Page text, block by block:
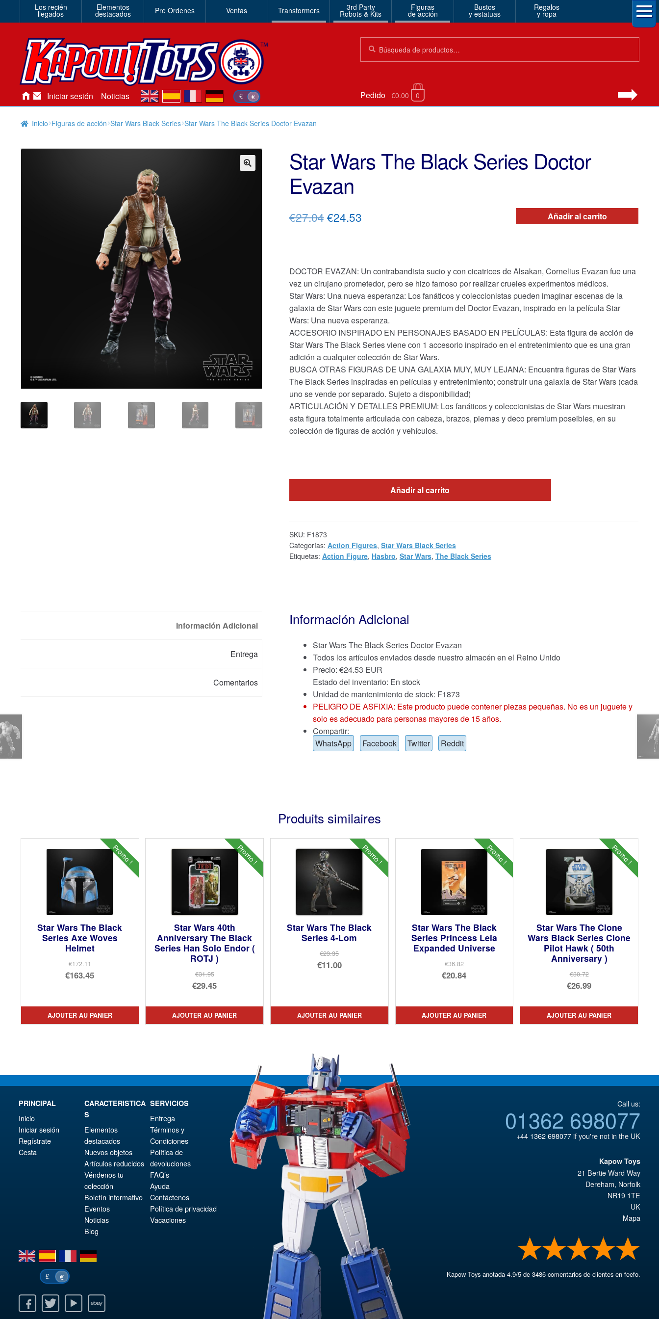
Los recién
llegados
Elementos
destacados Pre Ordenes Ventas Transformers 3rd Party
Robots & Kits
Figuras
de acción
Bustos
y estatuas
Regalos
y ropa
Iniciar sesión Noticias £ €
en es de Pedido €0.00 0
Inicio Figuras de acción Star Wars Black Series Star Wars The Black Series Doctor Evazan
Star Wars The Black Series Doctor
Evazan
Añadir al carrito
€27.04El
era:
€27.04.
€24.53El
es:
€24.53.
DOCTOR EVAZAN: Un contrabandista sucio y con cicatrices de Alsakan, Cornelius Evazan fue una
vez un cirujano prometedor, pero se hizo famoso por realizar crueles experimentos médicos.
Star Wars: Una nueva esperanza: Los fanáticos y coleccionistas pueden imaginar escenas de la
galaxia de Star Wars con este juguete premium del Doctor Evazan, inspirado en la película Star
Wars: Una nueva esperanza.
ACCESORIO INSPIRADO EN PERSONAJES BASADO EN PELÍCULAS: Esta figura de acción de
Star Wars The Black Series viene con 1 accesorio inspirado en el entretenimiento que es una gran
adición a cualquier colección de Star Wars.
BUSCA OTRAS FIGURAS DE UNA GALAXIA MUY, MUY LEJANA: Encuentra figuras de Star Wars
The Black Series inspiradas en películas y entretenimiento; construir una galaxia de Star Wars (cada
uno se vende por separado. Sujeto a disponibilidad)
ARTICULACIÓN Y DETALLES PREMIUM: Los fanáticos y coleccionistas de Star Wars muestran
esta figura totalmente articulada con cabeza, brazos, piernas y deco premium poseibles, en su
colección de figuras de acción y vehículos.
Añadir al carrito
SKU: F1873
Categorías: Action Figures, Star Wars Black Series
Etiquetas: Action Figure, Hasbro, Star Wars, The Black Series
Información Adicional
Entrega
Comentarios
Información Adicional
Star Wars The Black Series Doctor Evazan
Todos los artículos enviados desde nuestro almacén en el Reino Unido
Precio: €24.53 EUR
Estado del inventario: En stock
Unidad de mantenimiento de stock: F1873
PELIGRO DE ASFIXIA: Este producto puede contener piezas pequeñas. No es un juguete y
solo es adecuado para personas mayores de 15 años.
Compartir:
WhatsApp
Facebook Twitter Reddit
Produits similaires
Promo !
Star Wars The Black
Series Axe Woves
Helmet
€172.11
Le
était :
€172.11.
€163.45
actuel
est :
AJOUTER AU PANIER
Promo !
Star Wars 40th
Anniversary The Black
Series Han Solo Endor (
ROTJ )
€31.95
Le
initial
était :
€29.45
prix
actuel
AJOUTER AU PANIER
Promo !
Star Wars The Black
Series 4-Lom
€23.35
Le
était :
€23.35.
€11.00
actuel
est :
AJOUTER AU PANIER
Promo !
Star Wars The Black
Series Princess Leia
Expanded Universe
€36.82
Le
était :
€36.82.
€20.84
actuel
est :
AJOUTER AU PANIER
Promo !
Star Wars The Clone
Wars Black Series Clone
Pilot Hawk ( 50th
Anniversary )
€30.72
Le
initial
était :
€26.99
prix
actuel
AJOUTER AU PANIER
PRINCIPAL
Inicio
Iniciar sesión
Regístrate
Cesta
CARACTERISTICA
S
Elementos
destacados
Nuevos objetos
Artículos reducidos
Véndenos tu
colección
Boletín informativo
Eventos
Noticias
Blog
SERVICIOS
Entrega
Términos y
Condiciones
Política de
devoluciones
FAQ’s
Ayuda
Contáctenos
Política de privacidad
Vacaciones
en es fr de
£ €
Youtube Ebay
Call us:
01362 698077
+44 1362 698077if you're not in the UK
Kapow Toys
21 Bertie Ward Way
Dereham, Norfolk
NR19 1TE
UK
Mapa
Kapow Toys anotada4.9/5 de3486 comentarios de clientes en feefo.